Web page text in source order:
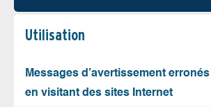
Utilisation
Messages d’avertissement
en visitant des sites Internet